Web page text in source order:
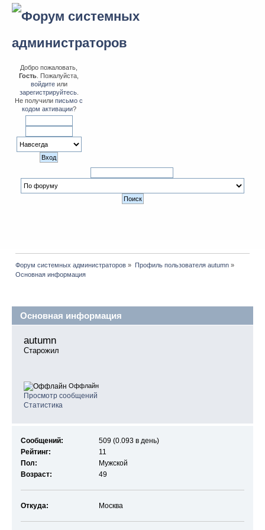
Добро пожаловать,
Гость . Пожалуйста,
войдитеили
зарегистрируйтесь.
Не получилиписьмо с
кодом активации?
Форум системных администраторов » Профиль пользователя autumn»
Основная информация
Основная информация
autumn
Старожил
Оффлайн
Просмотр сообщений
Статистика
Сообщений:
509 (0.093 в день)
Рейтинг:
11
Пол:
Мужской
Возраст:
49
Откуда: Москва